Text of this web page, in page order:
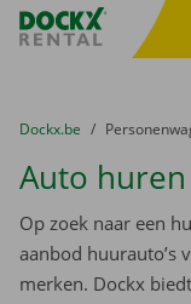
Fratello DEMO
U bevindt zich hier:
van
Dockx.be naar
Auto
Op zoek naar een
aanbod huurauto’s
merken. Dockx